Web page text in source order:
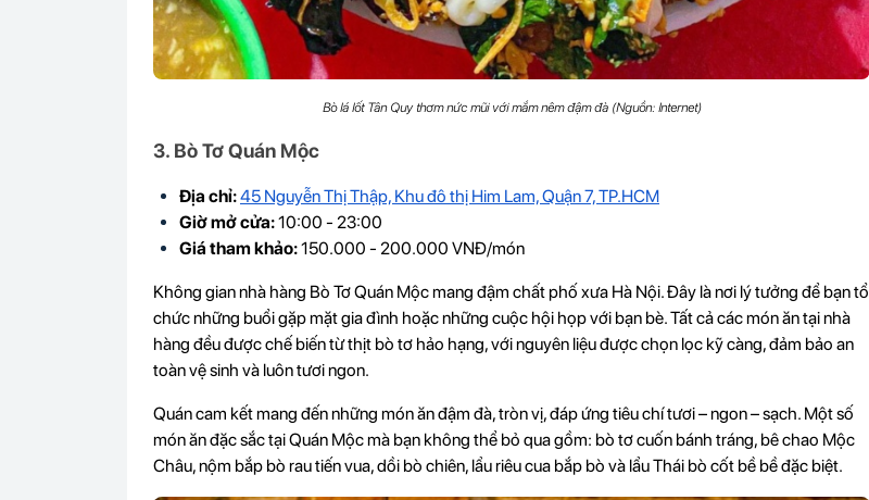
Bò lá lốt Tân Quy thơm nức mũi với mắm nêm đậm đà (Nguồn: Internet)
3. Bò Tơ Quán Mộc
Địa chỉ:45 Nguyễn Thị Thập, Khu đô thị Him Lam, Quận 7, TP.HCM
Giờ mở cửa:10:00 - 23:00
Giá tham khảo:150.000 - 200.000 VNĐ/món
Không gian nhà hàng Bò Tơ Quán Mộc mang đậm chất phố xưa Hà Nội. Đây là nơi lý tưởng để bạn tổ
chức những buổi gặp mặt gia đình hoặc những cuộc hội họp với bạn bè. Tất cả các món ăn tại nhà
hàng đều được chế biến từ thịt bò tơ hảo hạng, với nguyên liệu được chọn lọc kỹ càng, đảm bảo an
toàn vệ sinh và luôn tươi ngon.
Quán cam kết mang đến những món ăn đậm đà, tròn vị, đáp ứng tiêu chí tươi – ngon – sạch. Một số
món ăn đặc sắc tại Quán Mộc mà bạn không thể bỏ qua gồm: bò tơ cuốn bánh tráng, bê chao Mộc
Châu, nộm bắp bò rau tiến vua, dồi bò chiên, lẩu riêu cua bắp bò và lẩu Thái bò cốt bề bề đặc biệt.